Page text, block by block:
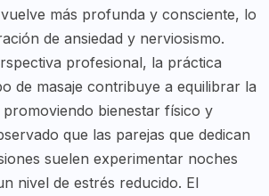
más profunda y consciente, lo
de ansiedad y nerviosismo.
profesional, la práctica
de masaje contribuye a equilibrar la
bienestar físico y
que las parejas que dedican
suelen experimentar noches
nivel de estrés reducido. El